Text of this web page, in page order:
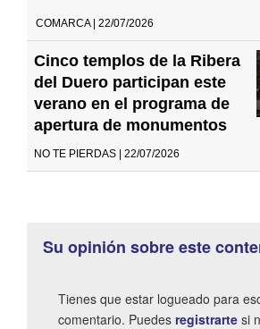
COMARCA | 22/07/2026
Cinco templos de la Ribera
del Duero participan este
verano en el programa de
apertura de monumentos
NO TE PIERDAS | 22/07/2026
Su opinión sobre este
Tienes que estar logueado para
comentario. Puedes registrarte si